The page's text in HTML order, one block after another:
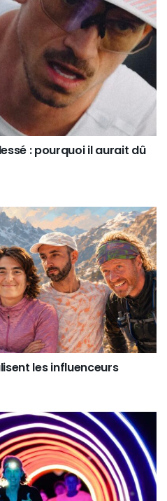
: pourquoi il aurait dû
les influenceurs